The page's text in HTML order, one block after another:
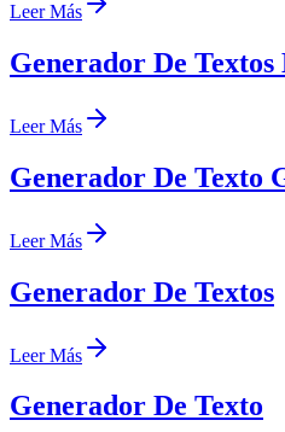
Leer Más
Generador De Textos
Leer Más
Generador De Texto
Leer Más
Generador De Textos
Leer Más
Generador De Texto